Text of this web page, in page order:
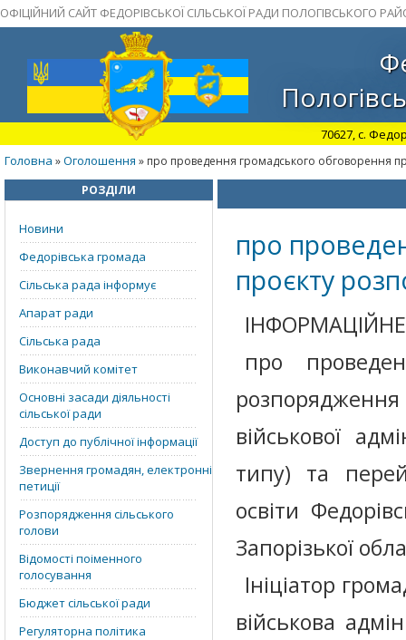
ОФІЦІЙНИЙ САЙТ ФЕДОРІВСЬКОЇ СІЛЬСЬКОЇ РАДИ ПОЛОГІВСЬКОГО
70627, с.
Головна »Оголошення » про проведення громадського обговорення
РОЗДІЛИ
Новини
Федорівська громада
Сільська рада інформує
Апарат ради
Сільська рада
Виконавчий комітет
Основні засади діяльності
сільської ради
Доступ до публічної інформації
Звернення громадян, електронні
петиції
Розпорядження сільського
голови
Відомості поіменного
голосування
Бюджет сільської ради
Регуляторна політика
про
проєкту
про
військової
типу) та
освіти
Запорізької
Ініціатор
військова